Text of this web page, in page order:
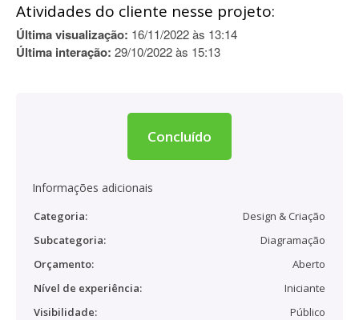
Atividades do cliente nesse projeto:
Última visualização: 16/11/2022 às 13:14
Última interação: 29/10/2022 às 15:13
Concluído
Informações adicionais
Categoria:
Design & Criação
Subcategoria:
Diagramação
Orçamento:
Aberto
Nível de experiência:
Iniciante
Visibilidade:
Público